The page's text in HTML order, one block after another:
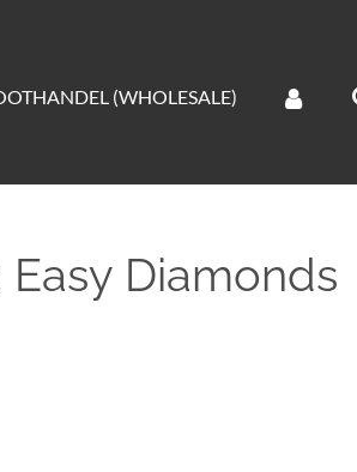
(WHOLESALE)
Easy Diamonds